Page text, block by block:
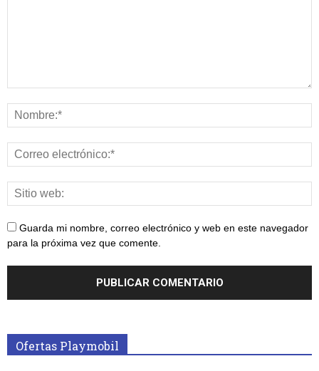
Guarda mi nombre, correo electrónico y web en este navegador
para la próxima vez que comente.
Ofertas Playmobil